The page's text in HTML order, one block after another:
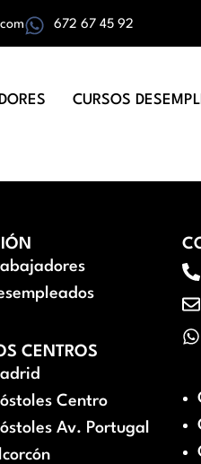
672 67 45 92
CURSOS
CENTROS
Centro
Av. Portugal